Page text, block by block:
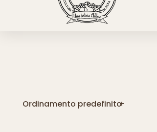
Ordinamento predefinito